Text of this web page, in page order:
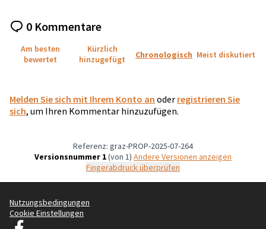
0 Kommentare
Am besten
bewertet
Kürzlich
hinzugefügt
Chronologisch Meist diskutiert
Melden Sie sich mit Ihrem Konto an oder registrieren Sie
sich, um Ihren Kommentar hinzuzufügen.
Referenz: graz-PROP-2025-07-264
Versionsnummer 1(von 1)
Andere Versionen anzeigen
Fingerabdruck überprüfen
Nutzungsbedingungen
Cookie Einstellungen
Graz Gemeinsam Gestalten auf Facebook